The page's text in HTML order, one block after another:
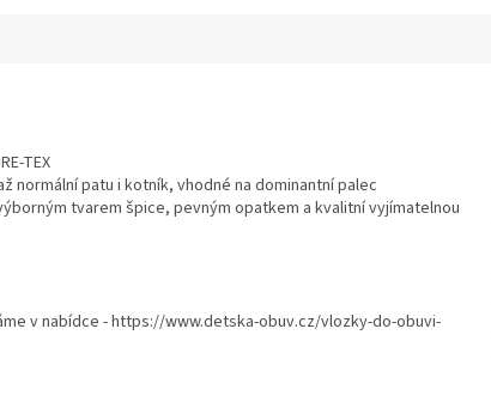
TEX
normální patu i kotník, vhodné na dominantní palec
tvarem špice, pevným opatkem a kvalitní vyjímatelnou
v nabídce - https://www.detska-obuv.cz/vlozky-do-obuvi-